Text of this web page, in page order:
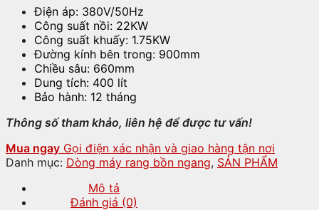
Điện áp: 380V/50Hz
Công suất nồi: 22KW
Công suất khuấy: 1.75KW
Đường kính bên trong: 900mm
Chiều sâu: 660mm
Dung tích: 400 lít
Bảo hành: 12 tháng
Thông số tham khảo, liên hệ để được tư vấn!
Mua ngay Gọi điện xác nhận và giao hàng tận nơi
Danh mục: Dòng máy rang bồn ngang, SẢN PHẨM
Mô tả
Đánh giá (0)